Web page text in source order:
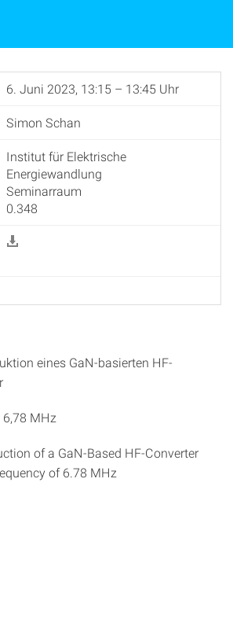
6. Juni 2023, 13:15 – 13:45 Uhr
Simon Schan
Institut für Elektrische
Energiewandlung
Seminarraum
0.348
eines GaN-basierten HF-
MHz
of a GaN-Based HF-Converter
of 6.78 MHz